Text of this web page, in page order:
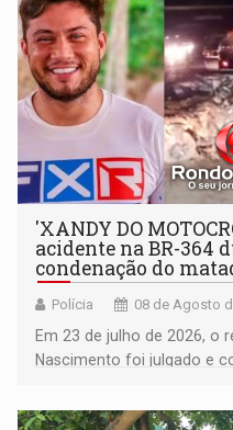
'XANDY DO
acidente na BR-364
condenação do
Polícia 08 de Agosto
Em 23 de julho de 2026, o
Nascimento foi julgado e